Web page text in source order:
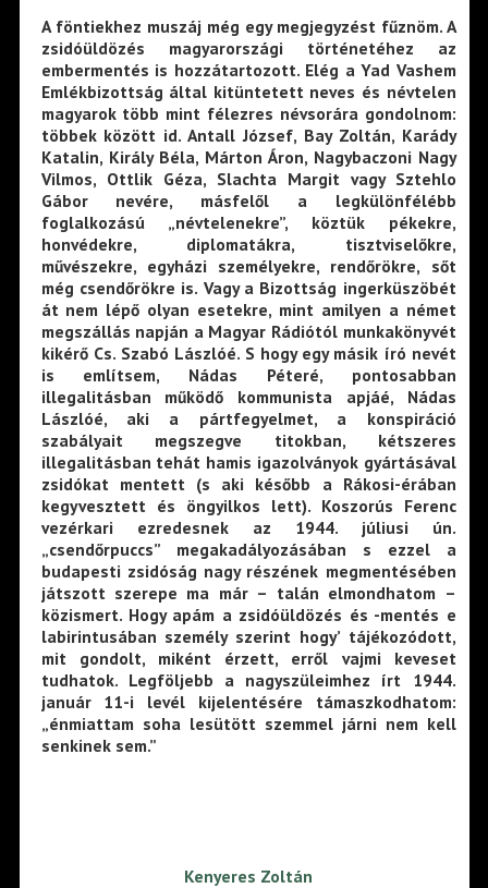
A föntiekhez muszáj még egy megjegyzést fűznöm. A
zsidóüldözés magyarországi történetéhez az
embermentés is hozzátartozott. Elég a Yad Vashem
Emlékbizottság által kitüntetett neves és névtelen
magyarok több mint félezres névsorára gondolnom:
többek között id. Antall József, Bay Zoltán, Karády
Katalin, Király Béla, Márton Áron, Nagybaczoni Nagy
Vilmos, Ottlik Géza, Slachta Margit vagy Sztehlo
Gábor nevére, másfelől a legkülönfélébb
foglalkozású „névtelenekre”, köztük pékekre,
honvédekre, diplomatákra, tisztviselőkre,
művészekre, egyházi személyekre, rendőrökre, sőt
még csendőrökre is. Vagy a Bizottság ingerküszöbét
át nem lépő olyan esetekre, mint amilyen a német
megszállás napján a Magyar Rádiótól munkakönyvét
kikérő Cs. Szabó Lászlóé. S hogy egy másik író nevét
is említsem, Nádas Péteré, pontosabban
illegalitásban működő kommunista apjáé, Nádas
Lászlóé, aki a pártfegyelmet, a konspiráció
szabályait megszegve titokban, kétszeres
illegalitásban tehát hamis igazolványok gyártásával
zsidókat mentett (s aki később a Rákosi-érában
kegyvesztett és öngyilkos lett). Koszorús Ferenc
vezérkari ezredesnek az 1944. júliusi ún.
„csendőrpuccs” megakadályozásában s ezzel a
budapesti zsidóság nagy részének megmentésében
játszott szerepe ma már – talán elmondhatom –
közismert. Hogy apám a zsidóüldözés és -mentés e
labirintusában személy szerint hogy’ tájékozódott,
mit gondolt, miként érzett, erről vajmi keveset
tudhatok. Legföljebb a nagyszüleimhez írt 1944.
január 11-i levél kijelentésére támaszkodhatom:
„énmiattam soha lesütött szemmel járni nem kell
senkinek sem.”
Kenyeres Zoltán